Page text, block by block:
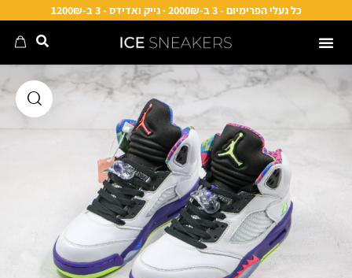
כל נעלי הפרימיום - 3 ב-2000₪ · נייק ואדידס - 3 ב-1200₪